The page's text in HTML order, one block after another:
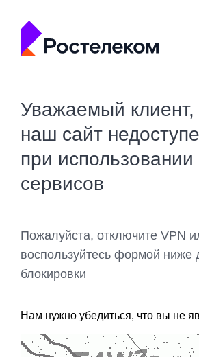
Уважаемый клиент,
наш сайт
при использовании
сервисов
Пожалуйста, отключите VPN
воспользуйтесь формой ниже
блокировки
Нам нужно убедиться, что вы не